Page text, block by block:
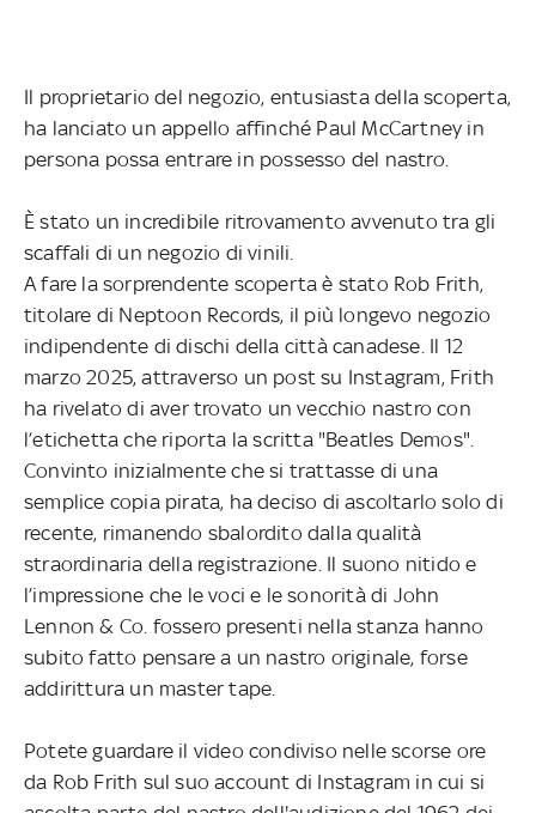
Il proprietario del negozio, entusiasta della scoperta,
ha lanciato un appello affinché Paul McCartney in
persona possa entrare in possesso del nastro.
È stato un incredibile ritrovamento avvenuto tra gli
scaffali di un negozio di vinili.
A fare la sorprendente scoperta è stato Rob Frith,
titolare di Neptoon Records, il più longevo negozio
indipendente di dischi della città canadese. Il 12
marzo 2025, attraverso un post su Instagram, Frith
ha rivelato di aver trovato un vecchio nastro con
l’etichetta che riporta la scritta "Beatles Demos".
Convinto inizialmente che si trattasse di una
semplice copia pirata, ha deciso di ascoltarlo solo di
recente, rimanendo sbalordito dalla qualità
straordinaria della registrazione. Il suono nitido e
l’impressione che le voci e le sonorità di John
Lennon & Co. fossero presenti nella stanza hanno
subito fatto pensare a un nastro originale, forse
addirittura un master tape.
Potete guardare il video condiviso nelle scorse ore
da Rob Frith sul suo account di Instagram in cui si